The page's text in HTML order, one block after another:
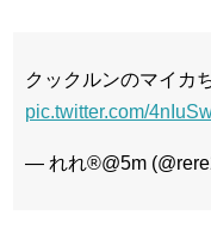
クックルンのマイカ
pic.twitter.com/
— れれ®︎@5m